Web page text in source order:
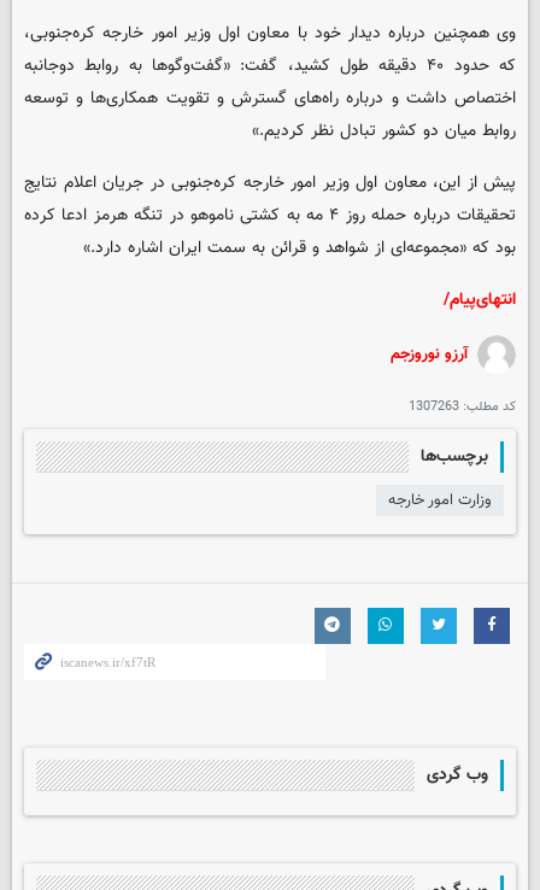
وی همچنین درباره دیدار خود با معاون اول وزیر امور خارجه کره‌جنوبی،
که حدود ۴۰ دقیقه طول کشید، گفت: «گفت‌وگوها به روابط دوجانبه
اختصاص داشت و درباره راه‌های گسترش و تقویت همکاری‌ها و توسعه
روابط میان دو کشور تبادل نظر کردیم.»
پیش از این، معاون اول وزیر امور خارجه کره‌جنوبی در جریان اعلام نتایج
تحقیقات درباره حمله روز ۴ مه به کشتی ناموهو در تنگه هرمز ادعا کرده
بود که «مجموعه‌ای از شواهد و قرائن به سمت ایران اشاره دارد.»
انتهای‌پیام/
آرزو نوروزجم
کد مطلب: 1307263
برچسب‌ها
وزارت امور خارجه
وب گردی